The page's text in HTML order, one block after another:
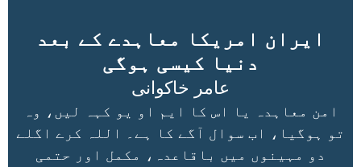
ایران امریکا معاہدے کے بعد
دنیا کیسی ہوگی
عامر خاکوانی
امن معاہدہ یا اس کا ایم او یو کہہ لیں، وہ
تو ہوگیا، اب سوال آگے کا ہے۔ اللہ کرے اگلے
دو مہینوں میں باقاعدہ، مکمل اور حتمی